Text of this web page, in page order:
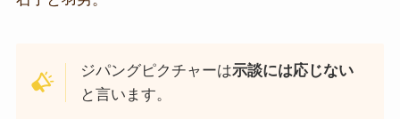
ジパングピクチャーは示談には応じない
と言います。